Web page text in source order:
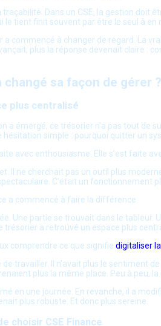
Dans un CSE, la gestion doit
le tient finit souvent par être le seul à
a commencé à changer de regard. La
plus la réponse devenait claire :
changé sa façon de gérer ?
plus centralisé
a émergé, ce trésorier n’a pas tout
hésitation simple : pourquoi quitter un
avec enthousiasme. Elle s’est faite
Il ne cherchait pas un outil plus
C’était un fonctionnement
a commencé à faire la différence.
Une partie se trouvait dans le
trésorier a retrouvé un espace plus
comprendre ce que signifie digitaliser
de travailler. Il n’avait plus le
plus la même place. Peu à peu,
en une journée. En revanche, il a
plus robuste. Et donc plus sereine.
choisir CSE Finance